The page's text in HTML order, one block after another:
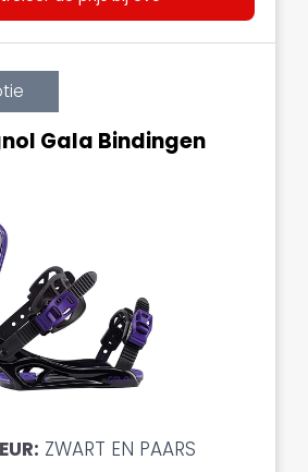
Gala Bindingen
ZWART EN PAARS